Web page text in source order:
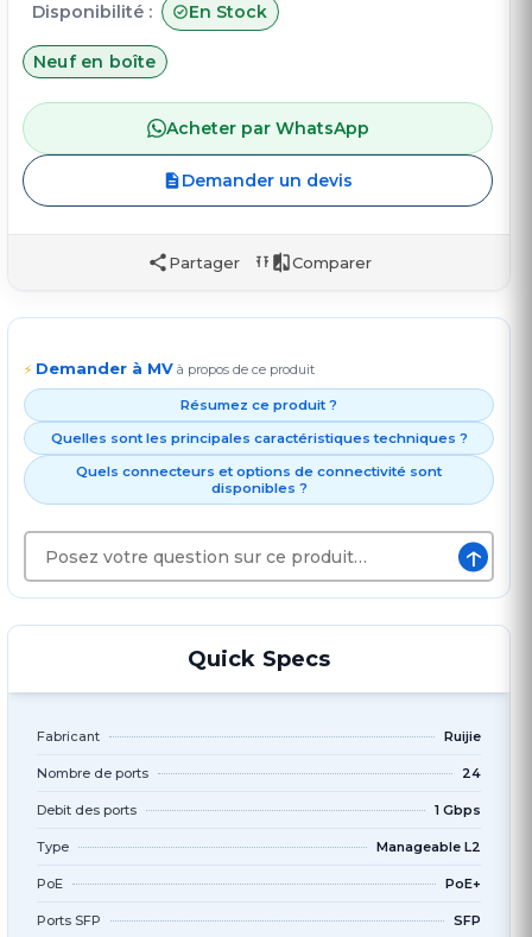
Disponibilité : En Stock
Neuf en boîte
Acheter par WhatsApp
Demander un devis
Partager Comparer
⚡ Demander à MV à propos de ce produit
Résumez ce produit ?
Quelles sont les principales caractéristiques techniques ?
Quels connecteurs et options de connectivité sont
disponibles ?
↑
Quick Specs
Fabricant Ruijie
Nombre de ports 24
Debit des ports 1 Gbps
Type Manageable L2
PoE PoE+
Ports SFP SFP